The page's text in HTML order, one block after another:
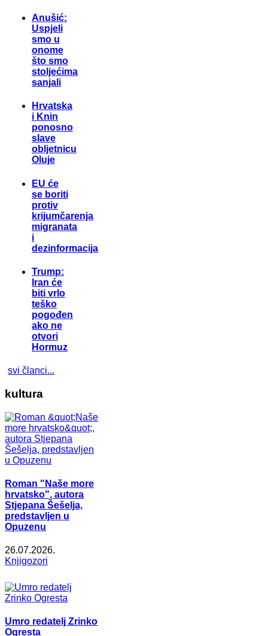
Anušić:
Uspjeli
smo u
onome
što smo
stoljećima
sanjali
Hrvatska
i Knin
ponosno
slave
obljetnicu
Oluje
EU će
se boriti
protiv
krijumčarenja
migranata
i
dezinformacija
Trump:
Iran će
biti vrlo
teško
pogođen
ako ne
otvori
Hormuz
svi članci...
kultura
Roman "Naše more
hrvatsko", autora
Stjepana Šešelja,
predstavljen u
Opuzenu
26.07.2026.
Knjigozori
Umro redatelj Zrinko
Ogresta